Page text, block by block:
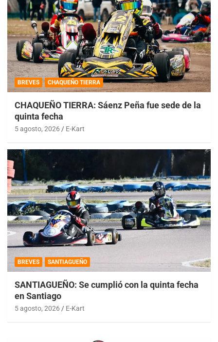
BREVES CHAQUEÑO TIERRA
CHAQUEÑO TIERRA: Sáenz Peña fue sede de la
quinta fecha
5 agosto, 2026 E-Kart
BREVES SANTIAGUEÑO
SANTIAGUEÑO: Se cumplió con la quinta fecha
en Santiago
5 agosto, 2026 E-Kart